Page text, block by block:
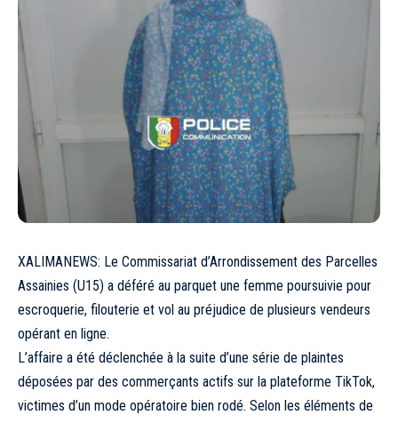
XALIMANEWS: Le Commissariat d’Arrondissement des Parcelles
Assainies (U15) a déféré au parquet une femme poursuivie pour
escroquerie, filouterie et vol au préjudice de plusieurs vendeurs
opérant en ligne.
L’affaire a été déclenchée à la suite d’une série de plaintes
déposées par des commerçants actifs sur la plateforme TikTok,
victimes d’un mode opératoire bien rodé. Selon les éléments de